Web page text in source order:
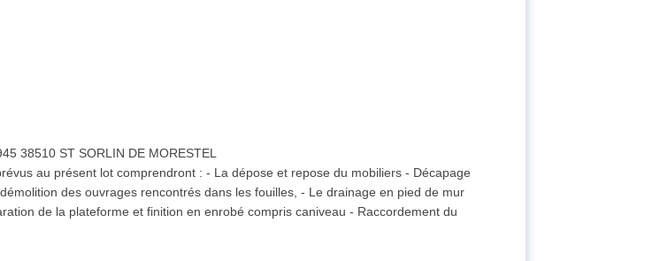
38510 ST SORLIN DE MORESTEL
au présent lot comprendront : - La dépose et repose du mobiliers - Décapage
des ouvrages rencontrés dans les fouilles, - Le drainage en pied de mur
de la plateforme et finition en enrobé compris caniveau - Raccordement du